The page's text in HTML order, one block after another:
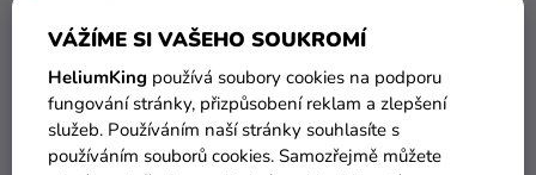
VÁŽÍME SI VAŠEHO SOUKROMÍ
HeliumKing používá soubory cookies na podporu
fungování stránky, přizpůsobení reklam a zlepšení
služeb. Používáním naší stránky souhlasíte s
používáním souborů cookies. Samozřejmě můžete